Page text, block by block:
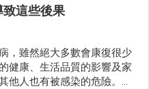
這些後果
，雖然絕大多數會康復很少
健康、生活品質的影響及家
他人也有被感染的危險。在